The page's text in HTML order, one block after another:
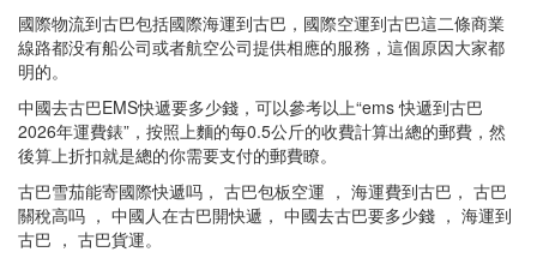
國際物流到古巴包括國際海運到古巴，國際空運到古巴這二條商業
線路都没有船公司或者航空公司提供相應的服務，這個原因大家都
明的。
中國去古巴EMS快遞要多少錢，可以參考以上“ems 快遞到古巴
2026年運費錶”，按照上麵的每0.5公斤的收費計算出總的郵費，然
後算上折扣就是總的你需要支付的郵費瞭。
古巴雪茄能寄國際快遞吗， 古巴包板空運 ， 海運費到古巴， 古巴
關稅高吗 ， 中國人在古巴開快遞， 中國去古巴要多少錢 ， 海運到
古巴 ， 古巴貨運。